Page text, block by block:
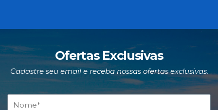
Ofertas Exclusivas
Cadastre seu email e receba nossas ofertas exclusivas.
Nome